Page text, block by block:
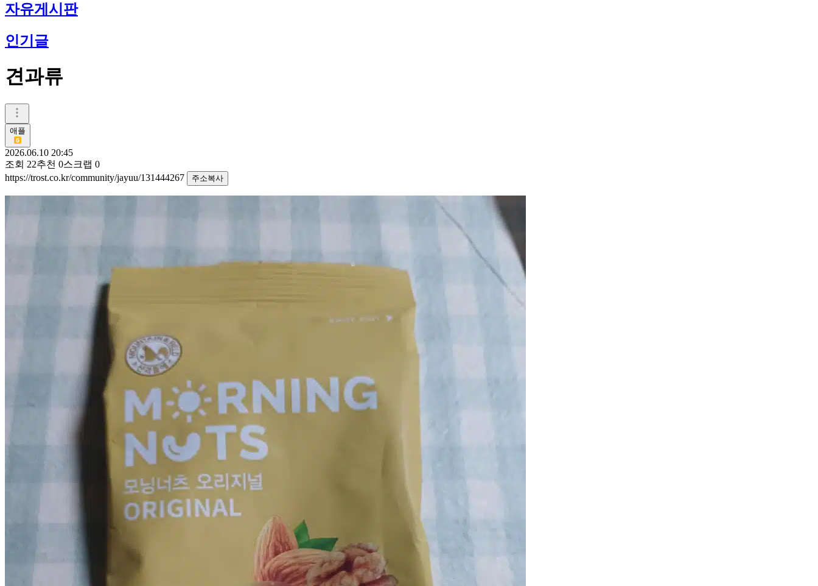
자유게시판
인기글
견과류
애플
2026.06.10 20:45
조회 22추천 0스크랩 0
https://trost.co.kr/community/jayuu/131444267
주소복사